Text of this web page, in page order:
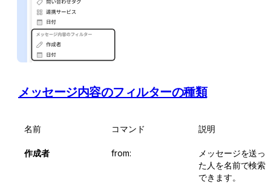
メッセージ内容のフィルターの種類
名前 コマンド 説明
作成者 from:
メッセージを送っ
た人を名前で検索
できます。